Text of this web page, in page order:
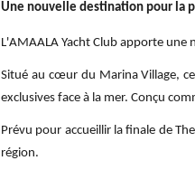
Une nouvelle destination pour la
L'AMAALA Yacht Club apporte
Situé au cœur du Marina Village,
exclusives face à la mer. Conçu
Prévu pour accueillir la finale de
région.